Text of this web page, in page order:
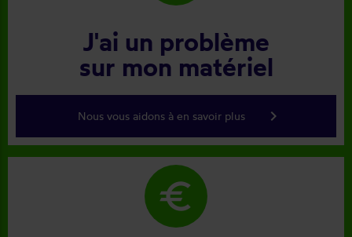
J'ai un problème
sur mon matériel
Nous vous aidons à en savoir plus keyboard_arrow_right
euro